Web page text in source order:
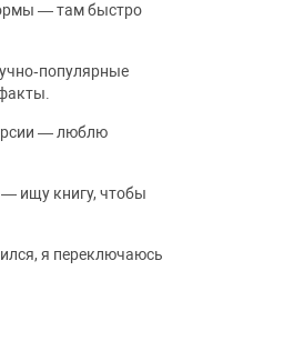
— там быстро
— люблю
ищу книгу, чтобы
я переключаюсь